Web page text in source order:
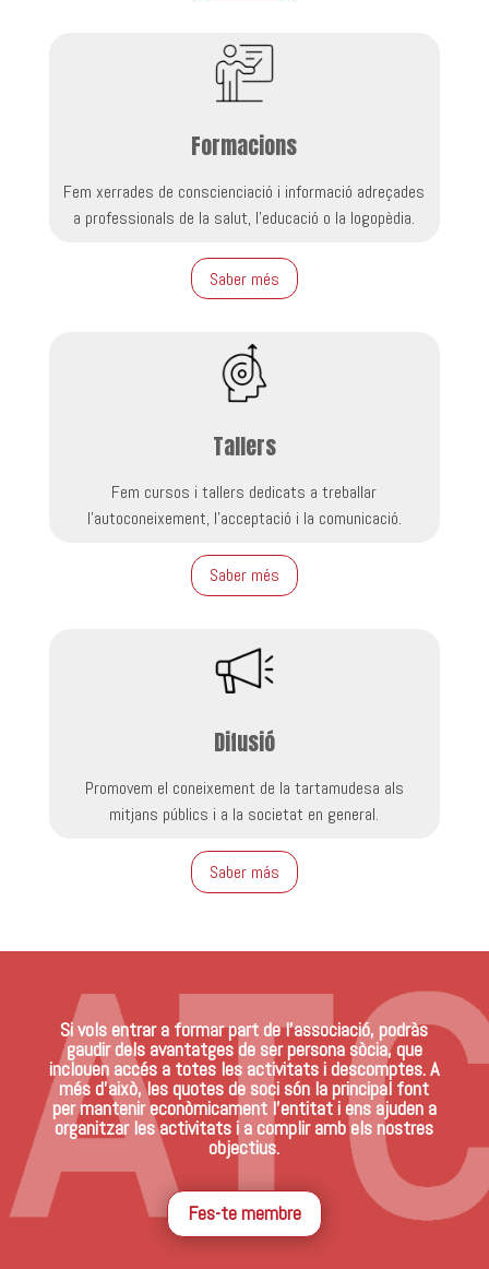
Formacions
Fem xerrades de conscienciació i informació adreçades
a professionals de la salut, l’educació o la logopèdia.
Saber més
Tallers
Fem cursos i tallers dedicats a treballar
l’autoconeixement, l’acceptació i la comunicació.
Saber més
Difusió
Promovem el coneixement de la tartamudesa als
mitjans públics i a la societat en general.
Saber más
Si vols entrar a formar part de l’associació, podràs
gaudir dels avantatges de ser persona sòcia, que
inclouen accés a totes les activitats i descomptes. A
més d’això, les quotes de soci són la principal font
per mantenir econòmicament l’entitat i ens ajuden a
organitzar les activitats i a complir amb els nostres
objectius.
Fes-te membre